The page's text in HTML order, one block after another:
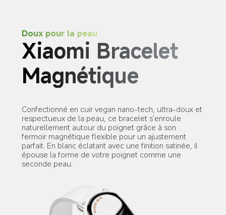
Doux pour la peau
Xiaomi Bracelet
Magnétique
Confectionné en cuir vegan nano-tech, ultra-doux et
respectueux de la peau, ce bracelet s’enroule
naturellement autour du poignet grâce à son
fermoir magnétique flexible pour un ajustement
parfait. En blanc éclatant avec une finition satinée, il
épouse la forme de votre poignet comme une
seconde peau.